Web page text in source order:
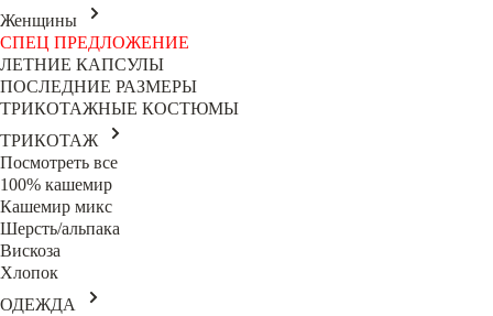
Женщины
СПЕЦ ПРЕДЛОЖЕНИЕ
ЛЕТНИЕ КАПСУЛЫ
ПОСЛЕДНИЕ РАЗМЕРЫ
ТРИКОТАЖНЫЕ КОСТЮМЫ
ТРИКОТАЖ
Посмотреть все
100% кашемир
Кашемир микс
Шерсть/альпака
Вискоза
Хлопок
ОДЕЖДА